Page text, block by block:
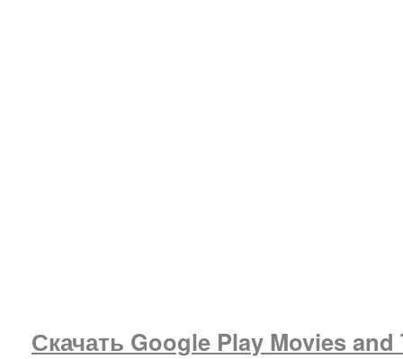
Скачать Google Play Movies